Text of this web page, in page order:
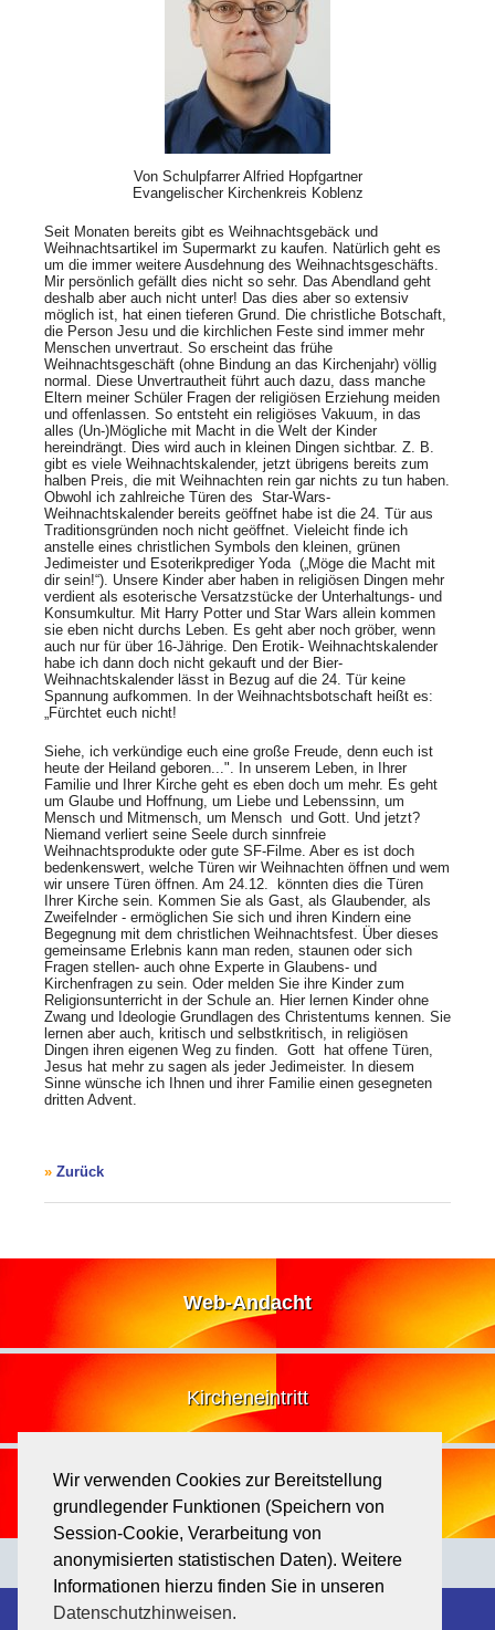
Wir verwenden Cookies zur Bereitstellung
grundlegender Funktionen (Speichern von
Session-Cookie, Verarbeitung von
anonymisierten statistischen Daten). Weitere
Informationen hierzu finden Sie in unseren
Datenschutzhinweisen.
Von Schulpfarrer Alfried Hopfgartner
Evangelischer Kirchenkreis Koblenz
Seit Monaten bereits gibt es Weihnachtsgebäck und
Weihnachtsartikel im Supermarkt zu kaufen. Natürlich geht es
um die immer weitere Ausdehnung des Weihnachtsgeschäfts.
Mir persönlich gefällt dies nicht so sehr. Das Abendland geht
deshalb aber auch nicht unter! Das dies aber so extensiv
möglich ist, hat einen tieferen Grund. Die christliche Botschaft,
die Person Jesu und die kirchlichen Feste sind immer mehr
Menschen unvertraut. So erscheint das frühe
Weihnachtsgeschäft (ohne Bindung an das Kirchenjahr) völlig
normal. Diese Unvertrautheit führt auch dazu, dass manche
Eltern meiner Schüler Fragen der religiösen Erziehung meiden
und offenlassen. So entsteht ein religiöses Vakuum, in das
alles (Un-)Mögliche mit Macht in die Welt der Kinder
hereindrängt. Dies wird auch in kleinen Dingen sichtbar. Z. B.
gibt es viele Weihnachtskalender, jetzt übrigens bereits zum
halben Preis, die mit Weihnachten rein gar nichts zu tun haben.
Obwohl ich zahlreiche Türen des Star-Wars-
Weihnachtskalender bereits geöffnet habe ist die 24. Tür aus
Traditionsgründen noch nicht geöffnet. Vieleicht finde ich
anstelle eines christlichen Symbols den kleinen, grünen
Jedimeister und Esoterikprediger Yoda („Möge die Macht mit
dir sein!“). Unsere Kinder aber haben in religiösen Dingen mehr
verdient als esoterische Versatzstücke der Unterhaltungs- und
Konsumkultur. Mit Harry Potter und Star Wars allein kommen
sie eben nicht durchs Leben. Es geht aber noch gröber, wenn
auch nur für über 16-Jährige. Den Erotik- Weihnachtskalender
habe ich dann doch nicht gekauft und der Bier-
Weihnachtskalender lässt in Bezug auf die 24. Tür keine
Spannung aufkommen. In der Weihnachtsbotschaft heißt es:
„Fürchtet euch nicht!
Siehe, ich verkündige euch eine große Freude, denn euch ist
heute der Heiland geboren...". In unserem Leben, in Ihrer
Familie und Ihrer Kirche geht es eben doch um mehr. Es geht
um Glaube und Hoffnung, um Liebe und Lebenssinn, um
Mensch und Mitmensch, um Mensch und Gott. Und jetzt?
Niemand verliert seine Seele durch sinnfreie
Weihnachtsprodukte oder gute SF-Filme. Aber es ist doch
bedenkenswert, welche Türen wir Weihnachten öffnen und wem
wir unsere Türen öffnen. Am 24.12. könnten dies die Türen
Ihrer Kirche sein. Kommen Sie als Gast, als Glaubender, als
Zweifelnder - ermöglichen Sie sich und ihren Kindern eine
Begegnung mit dem christlichen Weihnachtsfest. Über dieses
gemeinsame Erlebnis kann man reden, staunen oder sich
Fragen stellen- auch ohne Experte in Glaubens- und
Kirchenfragen zu sein. Oder melden Sie ihre Kinder zum
Religionsunterricht in der Schule an. Hier lernen Kinder ohne
Zwang und Ideologie Grundlagen des Christentums kennen. Sie
lernen aber auch, kritisch und selbstkritisch, in religiösen
Dingen ihren eigenen Weg zu finden. Gott hat offene Türen,
Jesus hat mehr zu sagen als jeder Jedimeister. In diesem
Sinne wünsche ich Ihnen und ihrer Familie einen gesegneten
dritten Advent.
Zurück
Web-Andacht
Kircheneintritt
Losung
Kontakt